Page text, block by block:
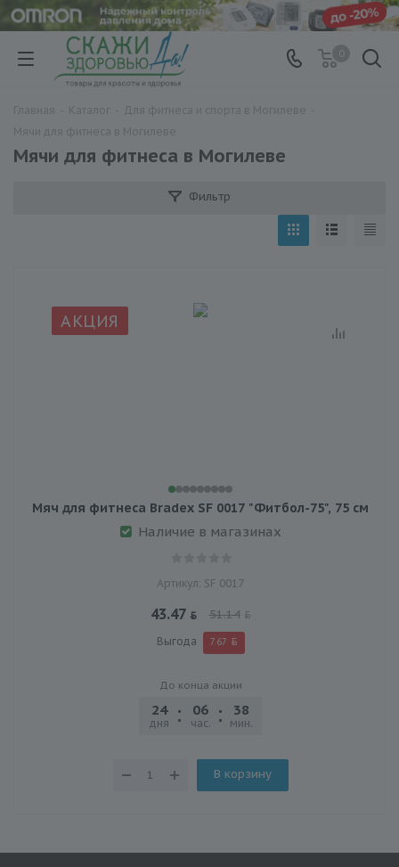
Мячи для фитнеса в Могилеве
Фильтр
АКЦИЯ
Мяч для фитнеса Bradex SF 0017 "Фитбол-75", 75 см
Наличие в магазинах
Артикул: SF 0017
43.47 51.14
Выгода 7.67
До конца акции
24
дня
06
час.
38
мин.
В корзину